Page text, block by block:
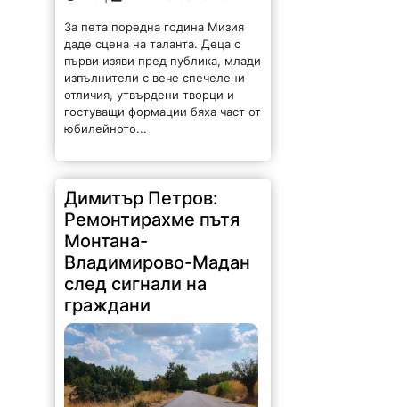
За пета поредна година Мизия
даде сцена на таланта. Деца с
първи изяви пред публика, млади
изпълнители с вече спечелени
отличия, утвърдени творци и
гостуващи формации бяха част от
юбилейното...
Димитър Петров:
Ремонтирахме пътя
Монтана-
Владимирово-Мадан
след сигнали на
граждани